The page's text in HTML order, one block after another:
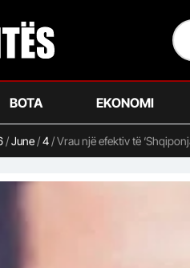
BOTA EKONOMI
/June/4/Vrau një efektiv të